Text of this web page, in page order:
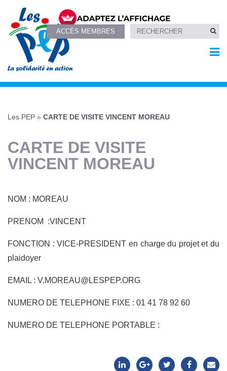
ACCÈS MEMBRES
Les PEP » CARTE DE VISITE VINCENT MOREAU
CARTE DE VISITE
VINCENT MOREAU
NOM : MOREAU
PRENOM :VINCENT
FONCTION : VICE-PRESIDENT en charge du projet et du
plaidoyer
EMAIL : V.MOREAU@LESPEP.ORG
NUMERO DE TELEPHONE FIXE : 01 41 78 92 60
NUMERO DE TELEPHONE PORTABLE :